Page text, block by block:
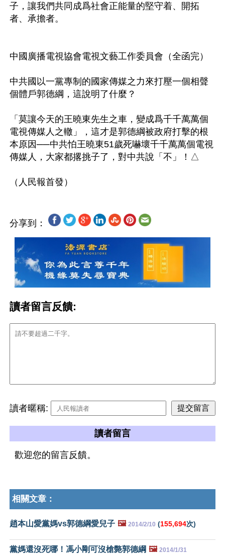
子，讓我們共同成爲社會正能量的堅守着、開拓
者、承擔者。
中國廣播電視協會電視文藝工作委員會（全函完）
中共國以一黨專制的國家傳媒之力來打壓一個相聲
個體戶郭德綱，這說明了什麼？
「莫讓今天的王曉東先生之車，變成爲千千萬萬個
電視傳媒人之轍」，這才是郭德綱被政府打擊的根
本原因──中共怕王曉東51歲死嚇壞千千萬萬個電視
傳媒人，大家都撂挑子了，對中共說「不」！△
分享到：
讀者留言反饋:
讀者暱稱:
讀者留言
歡迎您的留言反饋。
相關文章：
趙本山愛黨媽vs郭德綱愛兒子 🖼️ 2014/2/10 (155,694次)
黨媽還沒死哪！馮小剛可沒槍斃郭德綱 🖼️ 2014/1/31